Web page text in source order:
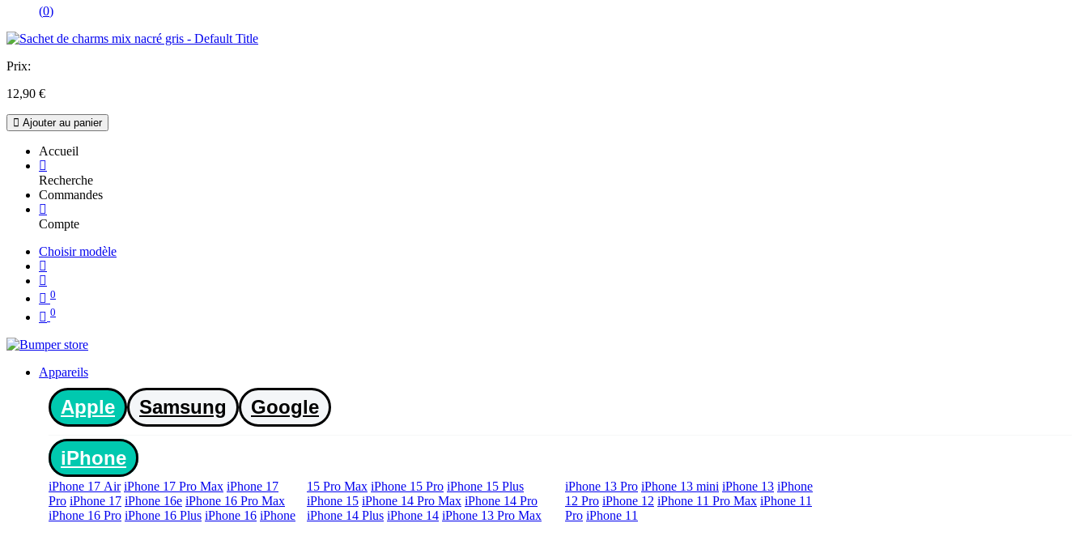
(0)
Prix:
12,90 €
Ajouter au panier
Accueil
Recherche
Commandes
Compte
Choisir modèle
0
0
Appareils
Apple Samsung Google
iPhone
iPhone 17 Air iPhone 17 Pro Max iPhone 17
Pro iPhone 17 iPhone 16e iPhone 16 Pro Max
iPhone 16 Pro iPhone 16 Plus iPhone 16 iPhone
15 Pro Max iPhone 15 Pro iPhone 15 Plus
iPhone 15 iPhone 14 Pro Max iPhone 14 Pro
iPhone 14 Plus iPhone 14 iPhone 13 Pro Max
iPhone 13 Pro iPhone 13 mini iPhone 13 iPhone
12 Pro iPhone 12 iPhone 11 Pro Max iPhone 11
Pro iPhone 11